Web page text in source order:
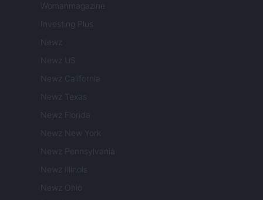
Womanmagazine
Investing Plus
Newz
Newz US
Newz California
Newz Texas
Newz Florida
Newz New York
Newz Pennsylvania
Newz Illinois
Newz Ohio